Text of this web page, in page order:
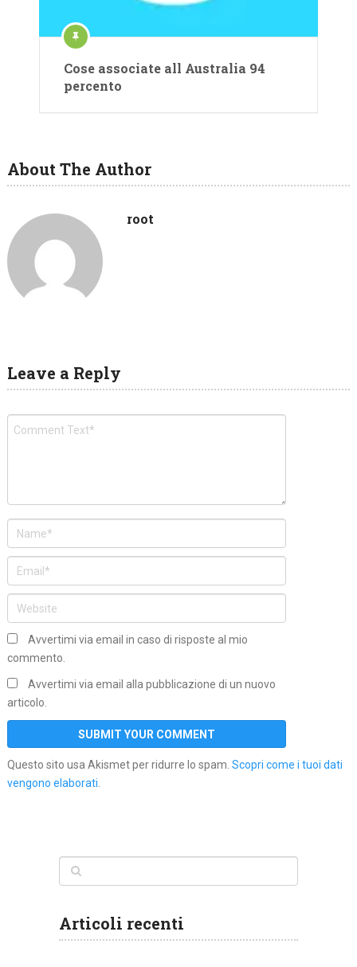
Cose associate all Australia 94
percento
About The Author
root
Leave a Reply
Avvertimi via email in caso di risposte al mio
commento.
Avvertimi via email alla pubblicazione di un nuovo
articolo.
Questo sito usa Akismet per ridurre lo spam. Scopri come i tuoi dati
vengono elaborati.
Articoli recenti